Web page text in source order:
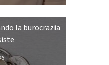
la burocrazia